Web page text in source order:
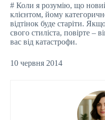
# Коли я розумію, що
клієнтом, йому
відтінок буде старіти.
свого стиліста, повірте –
вас від катастрофи.
10 червня 2014